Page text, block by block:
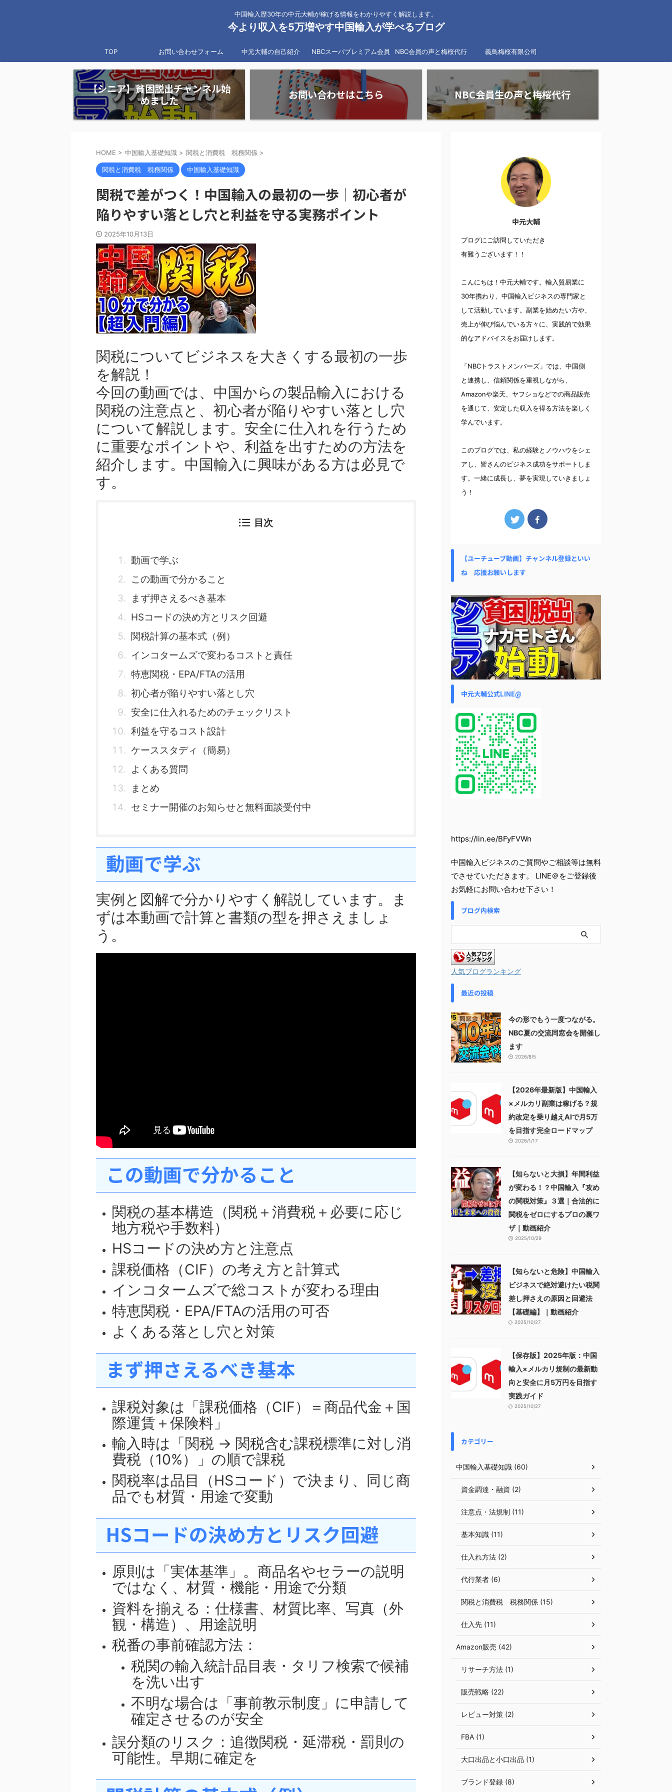
中国輸入歴30年の中元大輔が稼げる情報をわかりやすく解説します。
今より収入を5万増やす中国輸入が学べるブログ
TOP お問い合わせフォーム 中元大輔の自己紹介 NBCスーパプレミアム会員 NBC会員の声と梅桜代行 義鳥梅桜有限公司
【シニア】貧困脱出チャンネル始
めました
お問い合わせはこちら NBC会員生の声と梅桜代行
HOME > 中国輸入基礎知識 > 関税と消費税 税務関係 >
関税と消費税 税務関係 中国輸入基礎知識
関税で差がつく！中国輸入の最初の一歩｜初心者が
陥りやすい落とし穴と利益を守る実務ポイント
2025年10月13日
関税についてビジネスを大きくする最初の一歩
を解説！
今回の動画では、中国からの製品輸入における
関税の注意点と、初心者が陥りやすい落とし穴
について解説します。安全に仕入れを行うため
に重要なポイントや、利益を出すための方法を
紹介します。中国輸入に興味がある方は必見で
す。
目次
動画で学ぶ
この動画で分かること
まず押さえるべき基本
HSコードの決め方とリスク回避
関税計算の基本式（例）
インコタームズで変わるコストと責任
特恵関税・EPA/FTAの活用
初心者が陥りやすい落とし穴
安全に仕入れるためのチェックリスト
利益を守るコスト設計
ケーススタディ（簡易）
よくある質問
まとめ
セミナー開催のお知らせと無料面談受付中
動画で学ぶ
実例と図解で分かりやすく解説しています。ま
ずは本動画で計算と書類の型を押さえましょ
う。
この動画で分かること
関税の基本構造（関税＋消費税＋必要に応じ
地方税や手数料）
HSコードの決め方と注意点
課税価格（CIF）の考え方と計算式
インコタームズで総コストが変わる理由
特恵関税・EPA/FTAの活用の可否
よくある落とし穴と対策
まず押さえるべき基本
課税対象は「課税価格（CIF）＝商品代金＋国
際運賃＋保険料」
輸入時は「関税 → 関税含む課税標準に対し消
費税（10%）」の順で課税
関税率は品目（HSコード）で決まり、同じ商
品でも材質・用途で変動
HSコードの決め方とリスク回避
原則は「実体基準」。商品名やセラーの説明
ではなく、材質・機能・用途で分類
資料を揃える：仕様書、材質比率、写真（外
観・構造）、用途説明
税番の事前確認方法：
税関の輸入統計品目表・タリフ検索で候補
を洗い出す
不明な場合は「事前教示制度」に申請して
確定させるのが安全
誤分類のリスク：追徴関税・延滞税・罰則の
可能性。早期に確定を
中元大輔
ブログにご訪問していただき
有難うございます！！
こんにちは！中元大輔です。輸入貿易業に
30年携わり、中国輸入ビジネスの専門家と
して活動しています。副業を始めたい方や、
売上が伸び悩んでいる方々に、実践的で効果
的なアドバイスをお届けします。
「NBCトラストメンバーズ」では、中国側
と連携し、信頼関係を重視しながら、
Amazonや楽天、ヤフショなどでの商品販売
を通じて、安定した収入を得る方法を楽しく
学んでいます。
このブログでは、私の経験とノウハウをシェ
アし、皆さんのビジネス成功をサポートしま
す。一緒に成長し、夢を実現していきましょ
う！
【ユーチューブ動画】チャンネル登録といい
ね 応援お願いします
中元大輔公式LINE@
https://lin.ee/BFyFVWn
中国輸入ビジネスのご質問やご相談等は無料
でさせていただきます。 LINE＠をご登録後
お気軽にお問い合わせ下さい！
ブログ内検索
人気ブログランキング
最近の投稿
今の形でもう一度つながる。
NBC夏の交流同窓会を開催し
ます
2026/8/5
【2026年最新版】中国輸入
×メルカリ副業は稼げる？規
約改定を乗り越えAIで月5万
を目指す完全ロードマップ
2026/1/17
【知らないと大損】年間利益
が変わる！？中国輸入『攻め
の関税対策』３選｜合法的に
関税をゼロにするプロの裏ワ
ザ｜動画紹介
2025/10/29
【知らないと危険】中国輸入
ビジネスで絶対避けたい税関
差し押さえの原因と回避法
【基礎編】｜動画紹介
2025/10/27
【保存版】2025年版：中国
輸入×メルカリ規制の最新動
向と安全に月5万円を目指す
実践ガイド
2025/10/27
カテゴリー
中国輸入基礎知識 (60)
資金調達・融資 (2)
注意点・法規制 (11)
基本知識 (11)
仕入れ方法 (2)
代行業者 (6)
関税と消費税 税務関係 (15)
仕入先 (11)
Amazon販売 (42)
リサーチ方法 (1)
販売戦略 (22)
レビュー対策 (2)
FBA (1)
大口出品と小口出品 (1)
ブランド登録 (8)